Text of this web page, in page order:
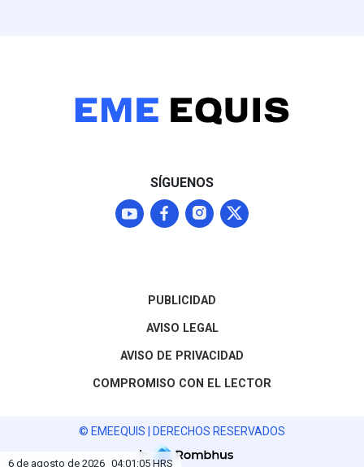
6 de agosto de 2026 04:01:05 HRS
SÍGUENOS
PUBLICIDAD
AVISO LEGAL
AVISO DE PRIVACIDAD
COMPROMISO CON EL LECTOR
© EMEEQUIS | DERECHOS RESERVADOS
by